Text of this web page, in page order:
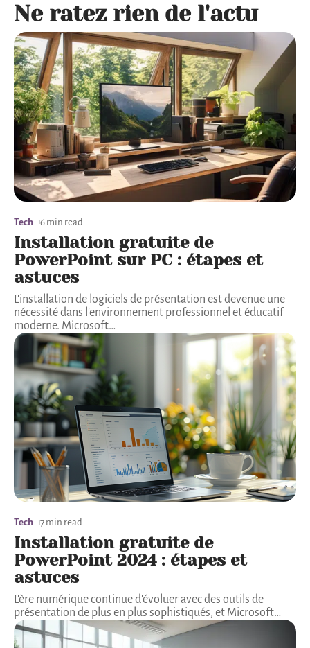
Ne ratez rien de l'actu
Tech 6 min read
Installation gratuite de
PowerPoint sur PC : étapes et
astuces
L'installation de logiciels de présentation est devenue une
nécessité dans l'environnement professionnel et éducatif
moderne. Microsoft…
Tech 7 min read
Installation gratuite de
PowerPoint 2024 : étapes et
astuces
L'ère numérique continue d'évoluer avec des outils de
présentation de plus en plus sophistiqués, et Microsoft…